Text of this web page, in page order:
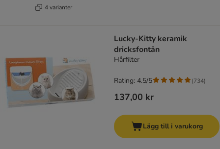
4 varianter
Lucky-Kitty keramik
dricksfontän
Hårfilter
137,00 kr
Rating: 4.5/5 (734)
Lägg till i varukorg